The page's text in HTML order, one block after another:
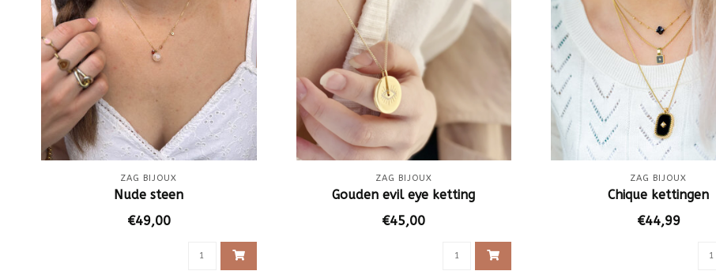
ZAG BIJOUX
Nude steen
€49,00
ZAG BIJOUX
Gouden evil eye ketting
€45,00
ZAG BIJOUX
Chique kettingen
€44,99